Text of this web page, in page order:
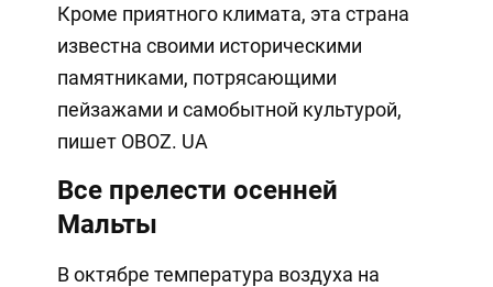
Кроме приятного климата, эта страна
известна своими историческими
памятниками, потрясающими
пейзажами и самобытной культурой,
пишет OBOZ. UA
Все прелести осенней
Мальты
В октябре температура воздуха на